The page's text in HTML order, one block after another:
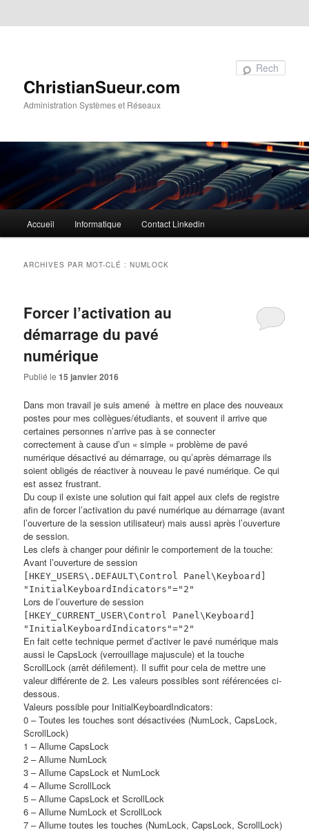
ChristianSueur.com
Administration Systèmes et Réseaux
principalAccueil Informatique Contact Linkedin
ARCHIVES PAR MOT-CLÉ :NUMLOCK
Forcer l’activation au
démarrage du pavé
numérique
Publié le15 janvier 2016
Dans mon travail je suis amené à mettre en place des nouveaux
postes pour mes collègues/étudiants, et souvent il arrive que
certaines personnes n’arrive pas à se connecter
correctement à cause d’un « simple » problème de pavé
numérique désactivé au démarrage, ou qu’après démarrage ils
soient obligés de réactiver à nouveau le pavé numérique. Ce qui
est assez frustrant.
Du coup il existe une solution qui fait appel aux clefs de registre
afin de forcer l’activation du pavé numérique au démarrage (avant
l’ouverture de la session utilisateur) mais aussi après l’ouverture
de session.
Les clefs à changer pour définir le comportement de la touche:
Avant l’ouverture de session
[HKEY_USERS\.DEFAULT\Control Panel\Keyboard]
"InitialKeyboardIndicators"="2"
Lors de l’ouverture de session
[HKEY_CURRENT_USER\Control Panel\Keyboard]
"InitialKeyboardIndicators"="2"
En fait cette technique permet d’activer le pavé numérique mais
aussi le CapsLock (verrouillage majuscule) et la touche
ScrollLock (arrêt défilement). Il suffit pour cela de mettre une
valeur différente de 2. Les valeurs possibles sont référencées ci-
dessous.
Valeurs possible pour InitialKeyboardIndicators:
0 – Toutes les touches sont désactivées (NumLock, CapsLock,
ScrollLock)
1 – Allume CapsLock
2 – Allume NumLock
3 – Allume CapsLock et NumLock
4 – Allume ScrollLock
5 – Allume CapsLock et ScrollLock
6 – Allume NumLock et ScrollLock
7 – Allume toutes les touches (NumLock, CapsLock, ScrollLock)